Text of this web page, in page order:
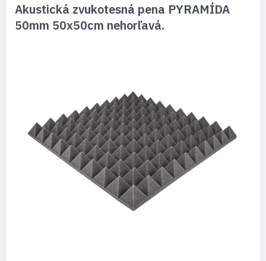
Akustická zvukotesná pena PYRAMÍDA
50mm 50x50cm nehorľavá.